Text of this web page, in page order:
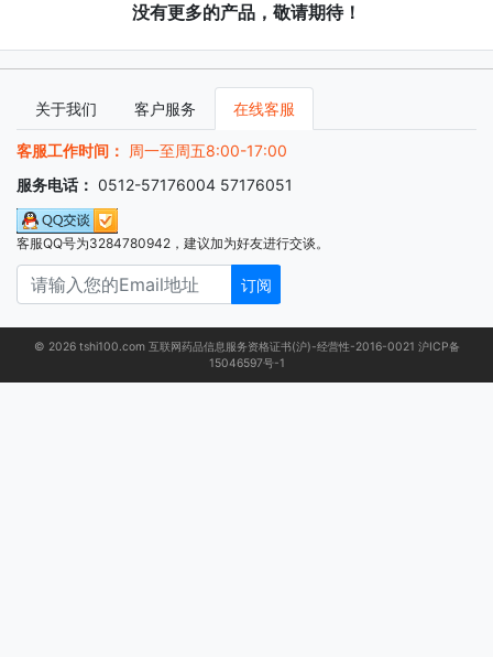
没有更多的产品，敬请期待！
关于我们 客户服务 在线客服
客服工作时间：
周一至周五8:00-17:00
服务电话： 0512-57176004 57176051
客服QQ号为3284780942，建议加为好友进行交谈。
订阅
© 2026 tshi100.com 互联网药品信息服务资格证书(沪)-经营性-2016-0021 沪ICP备
15046597号-1